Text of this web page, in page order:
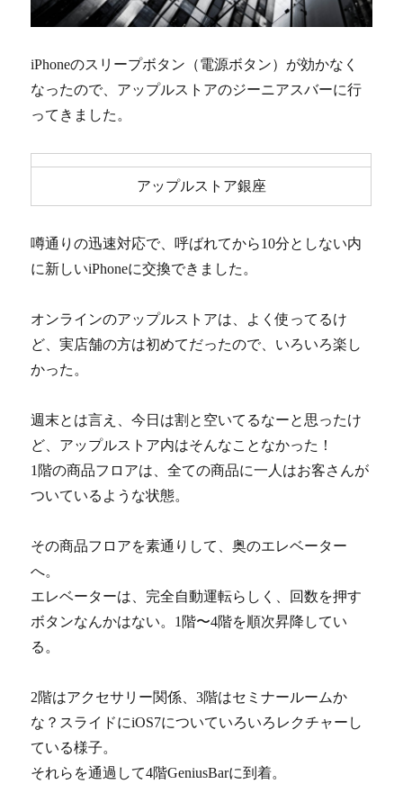
に
iPhoneのスリープボタン（電源ボタン）が効かなく
なったので、アップルストアのジーニアスバーに行
ってきました。
アップルストア銀座
噂通りの迅速対応で、呼ばれてから10分としない内
に新しいiPhoneに交換できました。
オンラインのアップルストアは、よく使ってるけ
ど、実店舗の方は初めてだったので、いろいろ楽し
かった。
週末とは言え、今日は割と空いてるなーと思ったけ
ど、アップルストア内はそんなことなかった！
1階の商品フロアは、全ての商品に一人はお客さんが
ついているような状態。
その商品フロアを素通りして、奥のエレベーター
へ。
エレベーターは、完全自動運転らしく、回数を押す
ボタンなんかはない。1階〜4階を順次昇降してい
る。
2階はアクセサリー関係、3階はセミナールームか
な？スライドにiOS7についていろいろレクチャーし
ている様子。
それらを通過して4階GeniusBarに到着。